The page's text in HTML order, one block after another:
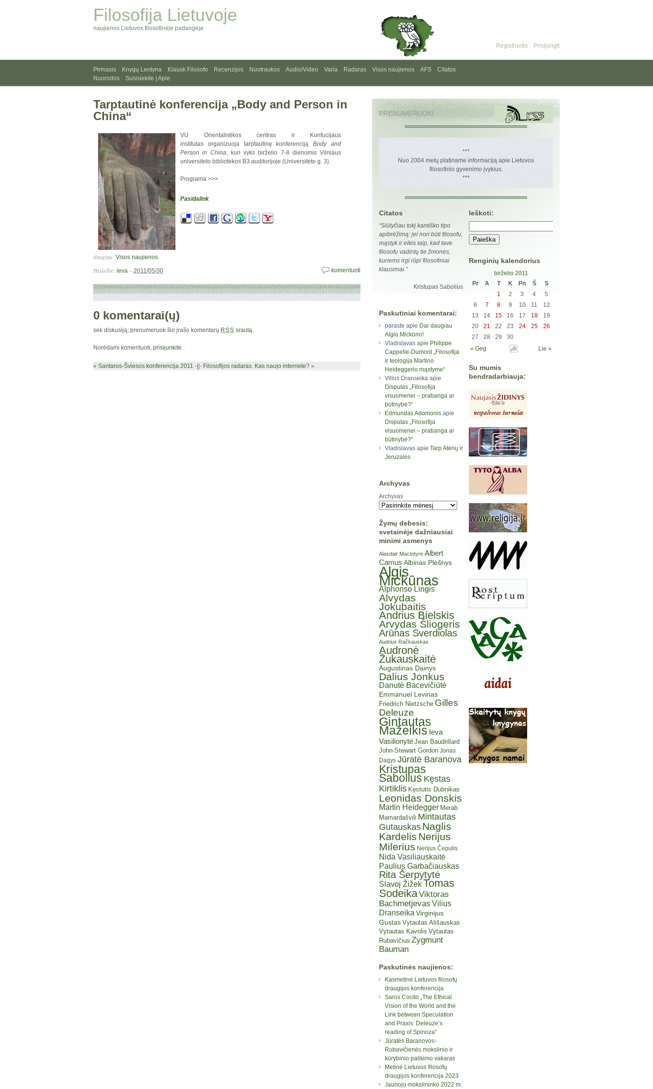
Filosofija Lietuvoje
naujienos Lietuvos filosofinėje padangėje
Prisijungti
Registruotis
Pirmasis Knygų Lentyna Klausk Filosofo Recenzijos Nuotraukos Audio/Video Varia Radaras Visos naujienos AFS
Citatos
Nuorodos
Susisiekite | Apie
Tarptautinė konferencija „Body and Person in
China“
VU Orientalistikos centras ir Konfucijaus
institutas organizuoja tarptautinę konferencijąBody and
Person in China, kuri vyks birželio 7-8 dienomis Vilniaus
universiteto bibliotekos B3 auditorijoje (Universiteto g. 3).
Programa >>>
Pasidalink
daugiau: Visos naujienos
komentuoti
Paskelbė: ieva – 2011/05/30
0 komentarai(ų)
sek diskusiją, prenumeruok šio įrašo komentarų RSS srautą.
Norėdami komentuoti, prisijunkite .
« Santaros-Šviesos konferencija 2011 -||- Filosofijos radaras. Kas naujo internete? »
PRENUMERUOKI
***
Nuo 2004 metų platiname informaciją apie Lietuvos
filosofinio gyvenimo įvykius.
***
Citatos
“Siūlyčiau tokį kantiško tipo
apibrėžimą: jei nori būti filosofu,
mąstyk ir elkis taip, kad tave
filosofu vadintų tie žmonės,
kuriems irgi rūpi filosofiniai
klausimai.”
Kristupas Sabolius
Paskutiniai komentarai:
paraste apie Dar daugiau
Algio Mickūno!
Vladislavas apie Philippe
Cappelle-Dumont „Filosofija
ir teologija Martino
Heideggerio mąstyme“
Vilius Dranseika apie
Disputas „Filosofija
visuomenei – prabanga ar
būtinybė?“
Edmundas Adomonis apie
Disputas „Filosofija
visuomenei – prabanga ar
būtinybė?“
Vladislavas apie Tarp Atėnų ir
Jeruzalės
Archyvas
Archyvas
Žymų debesis:
svetainėje dažniausiai
minimi asmenys
Alasdair MacIntyre Albert
Camus Albinas Plėšnys
Algis
Mickūnas
Alphonso Lingis
Alvydas
Jokubaitis
Andrius Bielskis
Arvydas Šliogeris
Arūnas Sverdiolas
Audrius Račkauskas
Audronė
Žukauskaitė
Augustinas Dainys
Dalius Jonkus
Danutė Bacevičiūtė
Emmanuel Levinas
Friedrich Nietzsche Gilles
Deleuze
Gintautas
Mažeikis Ieva
Vasilionytė Jean Baudrillard
John-Stewart Gordon Jonas
Dagys Jūratė Baranova
Kristupas
Sabolius Kęstas
Kirtiklis Kęstutis Dubnikas
Leonidas Donskis
Martin Heidegger Merab
Mamardašvili Mintautas
Gutauskas Naglis
Kardelis Nerijus
Milerius Nerijus Čepulis
Nida Vasiliauskaitė
Paulius Garbačiauskas
Rita Šerpytytė
Slavoj ŽižekTomas
SodeikaViktoras
Bachmetjevas Vilius
Dranseika Virginijus
Gustas Vytautas Ališauskas
Vytautas Kavolis Vytautas
Rubavičius Zygmunt
Bauman
Paskutinės naujienos:
Kasmetinė Lietuvos filosofų
draugijos konferencija
Saros Cocito „The Ethical
Vision of the World and the
Link between Speculation
and Praxis: Deleuze’s
reading of Spinoza“
Jūratės Baranovos-
Rubavičienės mokslinio ir
kūrybinio palikimo vakaras
Metinė Lietuvos filosofų
draugijos konferencija 2023
Jaunojo mokslininko 2022 m.
Ieškoti:
Renginių kalendorius
birželio 2011
Pr
A T K Pn Š
S
1
2 3 4
5
6
7 8 9 10 11
12
13
14 15 16 17 18
19
20
21 22 23 24 25
26
27
28 29
30
« Geg
Lie »
Su mumis
bendradarbiauja: